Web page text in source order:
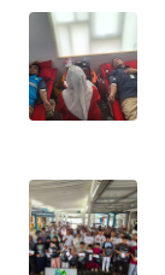
WN
SIMALUNGUN
WN
WN
TAPANULI
TENGAH